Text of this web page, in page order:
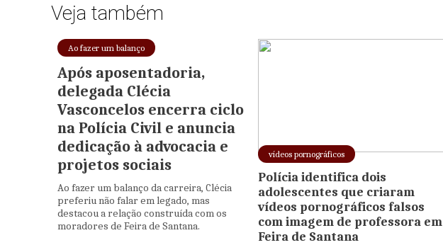
Veja também
Ao fazer um balanço
Após aposentadoria,
delegada Clécia
Vasconcelos encerra ciclo
na Polícia Civil e anuncia
dedicação à advocacia e
projetos sociais
Ao fazer um balanço da carreira, Clécia
preferiu não falar em legado, mas
destacou a relação construída com os
moradores de Feira de Santana.
vídeos pornográficos
Polícia identifica dois
adolescentes que criaram
vídeos pornográficos falsos
com imagem de professora em
Feira de Santana